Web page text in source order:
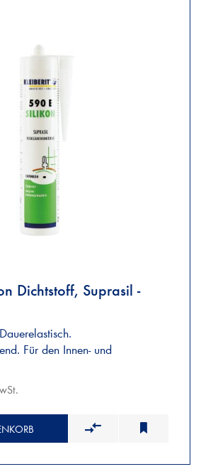
Dichtstoff, Suprasil -
Für den Innen- und